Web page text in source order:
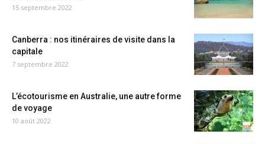
15 septembre 2022
Canberra : nos itinéraires de visite dans la
capitale
7 septembre 2022
L’écotourisme en Australie, une autre forme
de voyage
10 août 2022